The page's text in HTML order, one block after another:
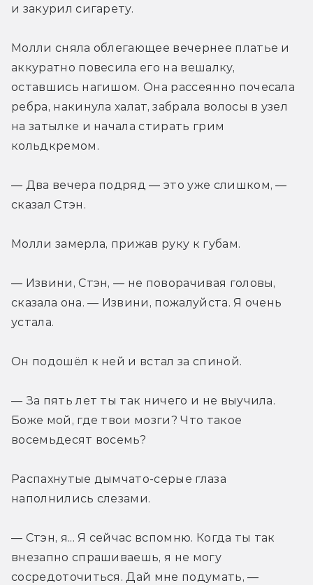
и закурил сигарету.
Молли сняла облегающее вечернее платье и
аккуратно повесила его на вешалку,
оставшись нагишом. Она рассеянно почесала
ребра, накинула халат, забрала волосы в узел
на затылке и начала стирать грим
кольдкремом.
— Два вечера подряд — это уже слишком, —
сказал Стэн.
Молли замерла, прижав руку к губам.
— Извини, Стэн, — не поворачивая головы,
сказала она. — Извини, пожалуйста. Я очень
устала.
Он подошёл к ней и встал за спиной.
— За пять лет ты так ничего и не выучила.
Боже мой, где твои мозги? Что такое
восемьдесят восемь?
Распахнутые дымчато-серые глаза
наполнились слезами.
— Стэн, я... Я сейчас вспомню. Когда ты так
внезапно спрашиваешь, я не могу
сосредоточиться. Дай мне подумать, —